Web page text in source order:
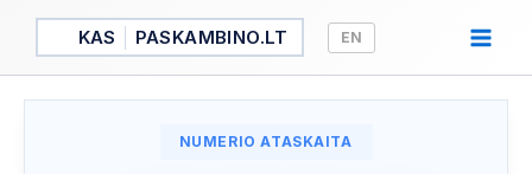
Pereiti
turinio
KAS PASKAMBINO.LT EN
NUMERIO ATASKAITA